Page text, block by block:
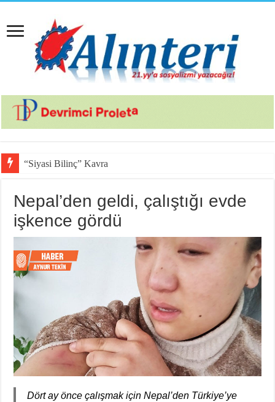
“Siyasi Bilinç” Kavramının Unsurlar
Nepal’den geldi, çalıştığı evde
işkence gördü
Dört ay önce çalışmak için Nepal’den Türkiye’ye